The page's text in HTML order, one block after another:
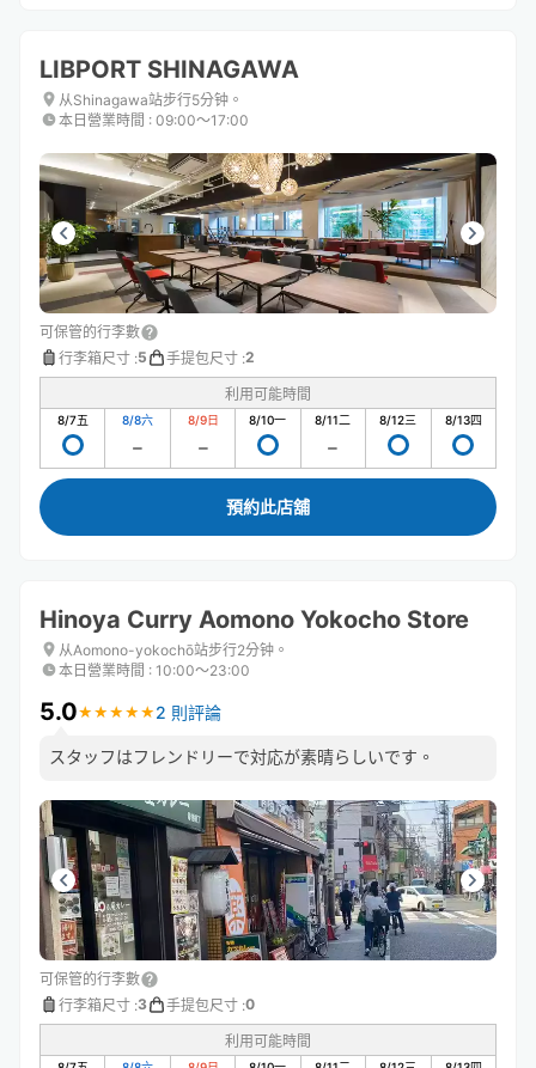
LIBPORT SHINAGAWA
从Shinagawa站步行5分钟。
本日營業時間 : 09:00〜17:00
可保管的行李數
行李箱尺寸 :5 手提包尺寸 :2
利用可能時間
8/7五 8/8六 8/9日 8/10一 8/11二 8/12三 8/13四
預約此店舖
Hinoya Curry Aomono Yokocho Store
从Aomono-yokochō站步行2分钟。
本日營業時間 : 10:00〜23:00
5.0★ ★ ★ ★ ★
★ ★ ★ ★ ★ 2 則評論
スタッフはフレンドリーで対応が素晴らしいです。
可保管的行李數
行李箱尺寸 :3 手提包尺寸 :0
利用可能時間